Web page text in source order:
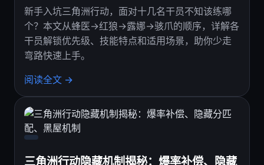
新手入坑三角洲行动，面对十几名干员不知该练哪
个？本文从蜂医→红狼→露娜→骇爪的顺序，详解各
干员解锁优先级、技能特点和适用场景，助你少走
弯路快速上手。
阅读全文 →
三角洲行动隐藏机制揭秘：爆率补偿、隐藏